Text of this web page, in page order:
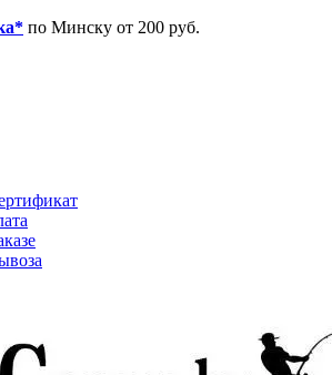
по Минску от 200 руб.